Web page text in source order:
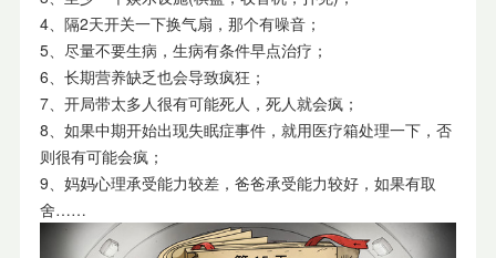
4、隔2天开关一下换气扇，那个有噪音；
5、尽量不要生病，生病有条件早点治疗；
6、长期营养缺乏也会导致疯狂；
7、开局带太多人很有可能死人，死人就会疯；
8、如果中期开始出现失眠症事件，就用医疗箱处理一下，否
则很有可能会疯；
9、妈妈心理承受能力较差，爸爸承受能力较好，如果有取
舍……